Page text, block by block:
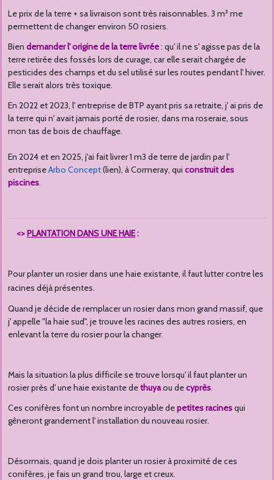
Le prix de la terre + sa livraison sont très raisonnables. 3 m³ me
permettent de changer environ 50 rosiers.
Bien demander l' origine de la terre livrée: qu' il ne s' agisse pas de la
terre retirée des fossés lors de curage, car elle serait chargée de
pesticides des champs et du sel utilisé sur les routes pendant l' hiver.
Elle serait alors très toxique.
En 2022 et 2023, l' entreprise de BTP ayant pris sa retraite, j' ai pris de
la terre qui n' avait jamais porté de rosier, dans ma roseraie, sous
mon tas de bois de chauffage.
En 2024 et en 2025, j'ai fait livrer 1 m3 de terre de jardin par l'
entrepriseArbo Concept(lien), à Cormeray, qui construit des
piscines.
<>PLANTATION DANS UNE HAIE:
Pour planter un rosier dans une haie existante, il faut lutter contre les
racines déjà présentes.
Quand je décide de remplacer un rosier dans mon grand massif, que
j' appelle "la haie sud", je trouve les racines des autres rosiers, en
enlevant la terre du rosier pour la changer.
Mais la situation la plus difficile se trouve lorsqu' il faut planter un
rosier près d' une haie existante dethuyaou decyprès.
Ces conifères font un nombre incroyable depetites racinesqui
gêneront grandement l' installation du nouveau rosier.
Désormais, quand je dois planter un rosier à proximité de ces
conifères, je fais un grand trou, large et creux.